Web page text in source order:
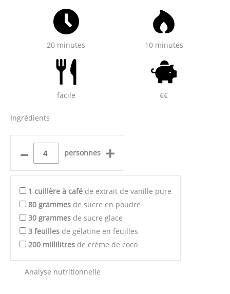
20 minutes 10 minutes
facile €€
Ingrédients
– personnes +
1 cuillère à café de extrait de vanille pure
80 grammes de sucre en poudre
30 grammes de sucre glace
3 feuilles de gélatine en feuilles
200 millilitres de crème de coco
Analyse nutritionnelle